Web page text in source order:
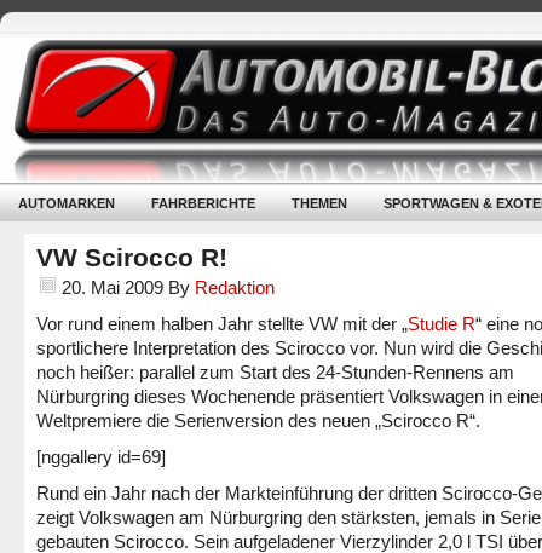
AUTOMARKEN FAHRBERICHTE THEMEN SPORTWAGEN &
VW Scirocco R!
20. Mai 2009 By Redaktion
Vor rund einem halben Jahr stellte VW mit der „Studie R“ eine
sportlichere Interpretation des Scirocco vor. Nun wird die
noch heißer: parallel zum Start des 24-Stunden-Rennens am
Nürburgring dieses Wochenende präsentiert Volkswagen in
Weltpremiere die Serienversion des neuen „Scirocco R“.
[nggallery id=69]
Rund ein Jahr nach der Markteinführung der dritten Scirocco-
zeigt Volkswagen am Nürburgring den stärksten, jemals in Serie
gebauten Scirocco. Sein aufgeladener Vierzylinder 2,0 l TSI